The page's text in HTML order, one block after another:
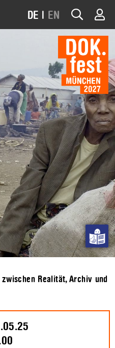
DE | EN
Realität, Archiv und